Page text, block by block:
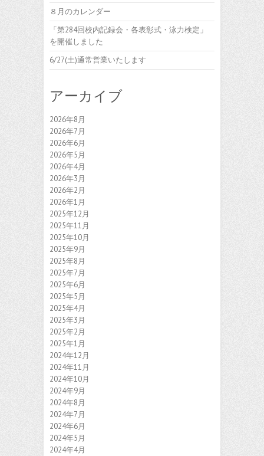
８月のカレンダー
「第284回校内記録会・各表彰式・泳力検定」
を開催しました
6/27(土)通常営業いたします
アーカイブ
2026年8月
2026年7月
2026年6月
2026年5月
2026年4月
2026年3月
2026年2月
2026年1月
2025年12月
2025年11月
2025年10月
2025年9月
2025年8月
2025年7月
2025年6月
2025年5月
2025年4月
2025年3月
2025年2月
2025年1月
2024年12月
2024年11月
2024年10月
2024年9月
2024年8月
2024年7月
2024年6月
2024年5月
2024年4月